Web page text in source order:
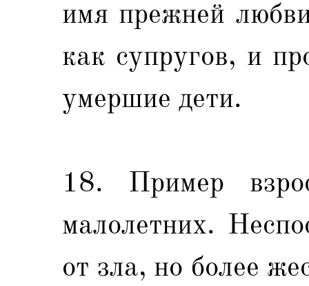
имя прежней
как супругов, и
умершие дети.
18. Пример
малолетних.
от зла, но более